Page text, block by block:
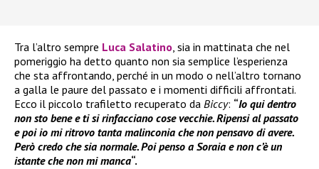
Tra l’altro sempre Luca Salatino, sia in mattinata che nel
pomeriggio ha detto quanto non sia semplice l’esperienza
che sta affrontando, perché in un modo o nell’altro tornano
a galla le paure del passato e i momenti difficili affrontati.
Ecco il piccolo trafiletto recuperato da Biccy: “Io qui dentro
non sto bene e ti si rinfacciano cose vecchie. Ripensi al passato
e poi io mi ritrovo tanta malinconia che non pensavo di avere.
Però credo che sia normale. Poi penso a Soraia e non c’è un
istante che non mi manca“.